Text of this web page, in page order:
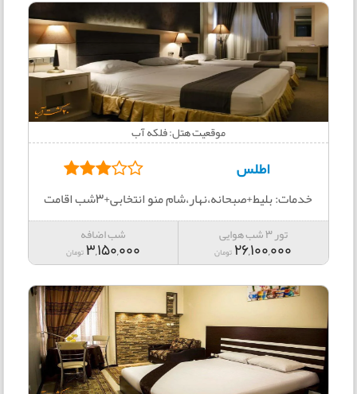
موقعیت هتل: فلکه آب
اطلس
خدمات: بلیط+صبحانه،نهار،شام منو انتخابی+3شب اقامت
تور 3 شب هوایی
26,100,000تومان
شب اضافه
3,150,000تومان